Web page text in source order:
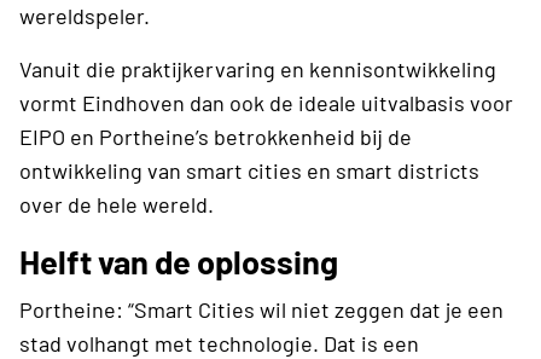
wereldspeler.
Vanuit die praktijkervaring en kennisontwikkeling
vormt Eindhoven dan ook de ideale uitvalbasis voor
EIPO en Portheine’s betrokkenheid bij de
ontwikkeling van smart cities en smart districts
over de hele wereld.
Helft van de oplossing
Portheine: “Smart Cities wil niet zeggen dat je een
stad volhangt met technologie. Dat is een